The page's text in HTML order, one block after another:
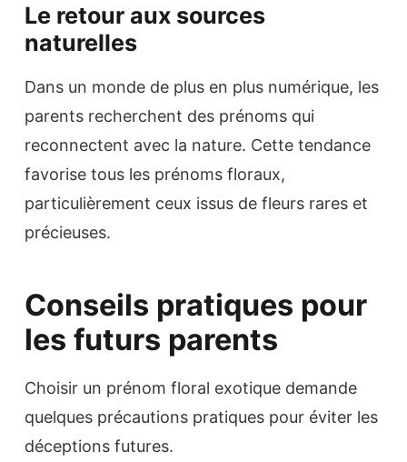
Le retour aux sources
naturelles
Dans un monde de plus en plus numérique, les
parents recherchent des prénoms qui
reconnectent avec la nature. Cette tendance
favorise tous les prénoms floraux,
particulièrement ceux issus de fleurs rares et
précieuses.
Conseils pratiques pour
les futurs parents
Choisir un prénom floral exotique demande
quelques précautions pratiques pour éviter les
déceptions futures.